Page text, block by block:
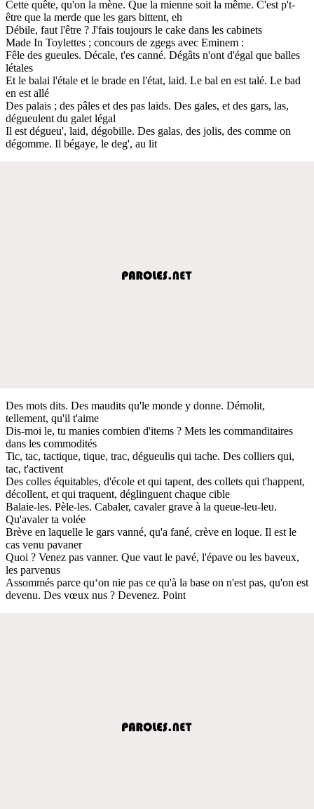
Cette quête, qu'on la mène. Que la mienne soit la même. C'est p't-
être que la merde que les gars bittent, eh
Débile, faut l'être ? J'fais toujours le cake dans les cabinets
Made In Toylettes ; concours de zgegs avec Eminem :
Fêle des gueules. Décale, t'es canné. Dégâts n'ont d'égal que balles
létales
Et le balai l'étale et le brade en l'état, laid. Le bal en est talé. Le bad
en est allé
Des palais ; des pâles et des pas laids. Des gales, et des gars, las,
dégueulent du galet légal
Il est dégueu', laid, dégobille. Des galas, des jolis, des comme on
dégomme. Il bégaye, le deg', au lit
Des mots dits. Des maudits qu'le monde y donne. Démolit,
tellement, qu'il t'aime
Dis-moi le, tu manies combien d'items ? Mets les commanditaires
dans les commodités
Tic, tac, tactique, tique, trac, dégueulis qui tache. Des colliers qui,
tac, t'activent
Des colles équitables, d'école et qui tapent, des collets qui t'happent,
décollent, et qui traquent, déglinguent chaque cible
Balaie-les. Pèle-les. Cabaler, cavaler grave à la queue-leu-leu.
Qu'avaler ta volée
Brève en laquelle le gars vanné, qu'a fané, crève en loque. Il est le
cas venu pavaner
Quoi ? Venez pas vanner. Que vaut le pavé, l'épave ou les baveux,
les parvenus
Assommés parce qu‘on nie pas ce qu'à la base on n'est pas, qu'on est
devenu. Des vœux nus ? Devenez. Point